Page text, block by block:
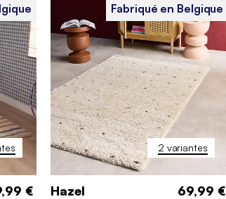
€
2 variantes
Fabriqué en Belgique
Hazel 69,99 €